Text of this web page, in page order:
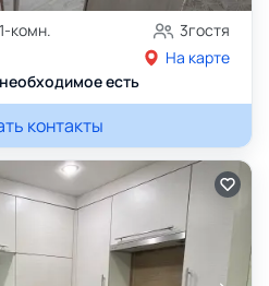
1-комн. 3гостя
На карте
есть
контакты